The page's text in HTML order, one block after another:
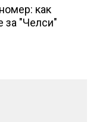
как
"Челси"